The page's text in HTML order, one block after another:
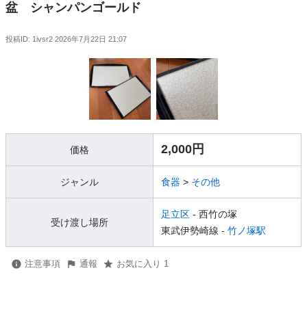
盆 シャンパンゴールド
投稿ID: 1ivsr2 2026年7月22日 21:07
価格 2,000円
ジャンル 食器 > その他
受け渡し場所
足立区 - 西竹の塚
東武伊勢崎線 - 竹ノ塚駅
注意事項 通報 お気に入り 1